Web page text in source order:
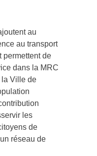
au
au transport
permettent de
dans la MRC
la Ville de
les
de
réseau de